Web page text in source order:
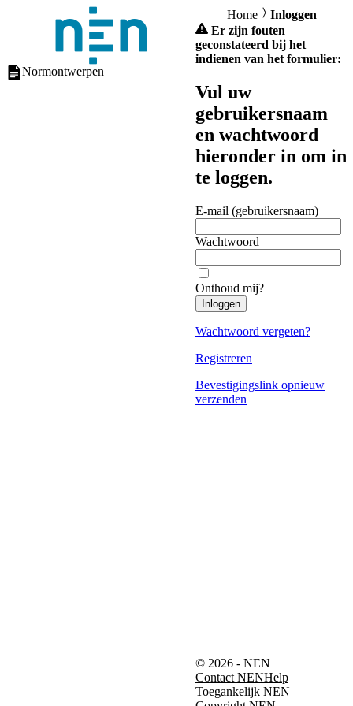
Normontwerpen
Home
Inloggen
Er zijn fouten
geconstateerd bij het
indienen van het formulier:
Vul uw
gebruikersnaam
en wachtwoord
hieronder in om in
te loggen.
E-mail (gebruikersnaam)
Wachtwoord
Onthoud mij?
Inloggen
Wachtwoord vergeten?
Registreren
Bevestigingslink opnieuw
verzenden
© 2026 - NEN
Contact NENHelp
Toegankelijk NEN